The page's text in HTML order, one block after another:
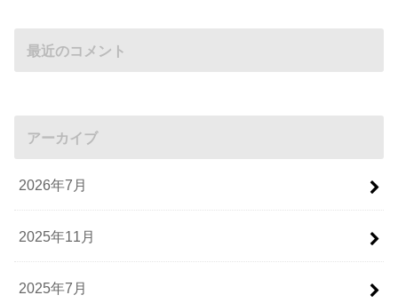
最近のコメント
アーカイブ
2026年7月
2025年11月
2025年7月